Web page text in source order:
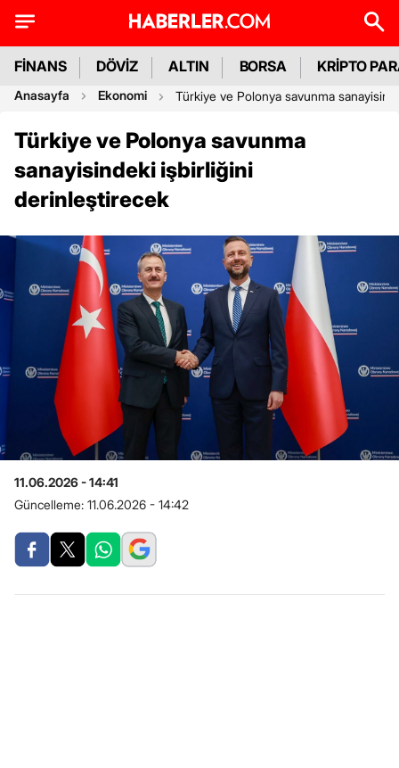
FİNANS DÖVİZ ALTIN BORSA KRİPTO
Anasayfa Ekonomi Türkiye ve Polonya savunma
Türkiye ve Polonya savunma
sanayisindeki işbirliğini
derinleştirecek
11.06.2026 - 14:41
Güncelleme: 11.06.2026 - 14:42